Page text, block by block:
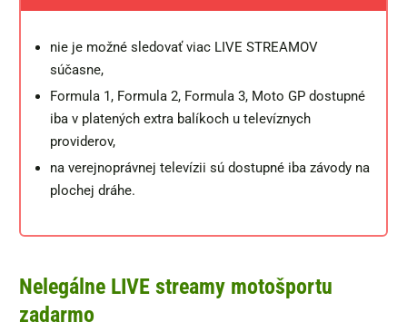
nie je možné sledovať viac LIVE STREAMOV
súčasne,
Formula 1, Formula 2, Formula 3, Moto GP dostupné
iba v platených extra balíkoch u televíznych
providerov,
na verejnoprávnej televízii sú dostupné iba závody na
plochej dráhe.
Nelegálne LIVE streamy motošportu
zadarmo